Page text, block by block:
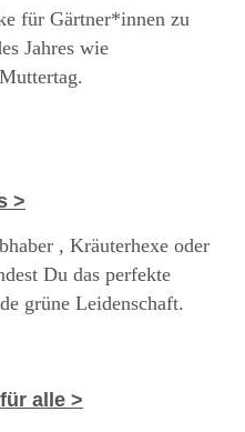
für Gärtner*innen zu
Jahres wie
>
, Kräuterhexe oder
Du das perfekte
grüne Leidenschaft.
alle >